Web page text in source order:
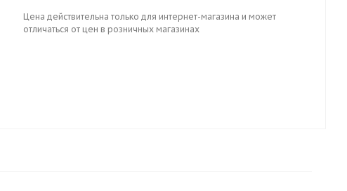
Цена действительна только для интернет-магазина и может
отличаться от цен в розничных магазинах